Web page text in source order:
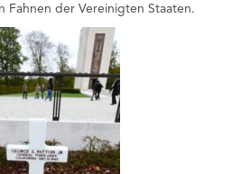
Fahnen der Vereinigten Staaten.